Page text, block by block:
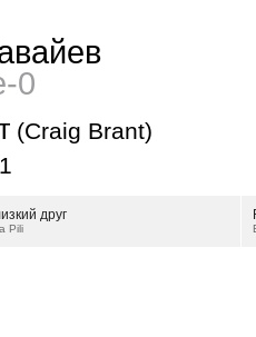
0
(Craig Brant)
друг
Pili